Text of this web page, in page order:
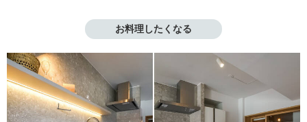
お料理したくなる